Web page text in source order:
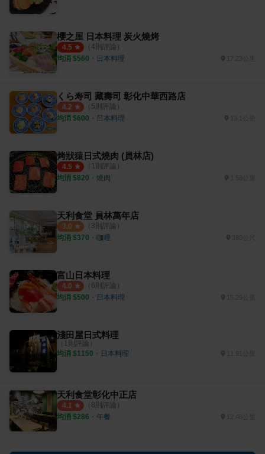
櫻之屋 日本料理 炭火燒烤
4.5 （ 4則評論）
均消 $560 ・ 日本料理
くら寿司 藏壽司 彰化中華西路店
4.2 （ 5則評論）
均消 $600 ・ 日本料理
烤狀猿日式燒肉 (員林店)
4.5 （ 1 則評論）
均消 $820 ・ 燒肉 1.58公里
天利食堂 員林萬年店
3.0 （ 3則評論）
均消 $370 ・ 咖哩
富山日本料理
4.0 （ 6則評論）
均消 $500 ・ 日本料理 15.29公里
淺田屋日式料理
（ 1 則評論）
均消 $1150 ・ 日本料理
天利食堂彰化中正店
4.1 （ 8則評論）
均消 $286 ・ 午餐 12.46公里